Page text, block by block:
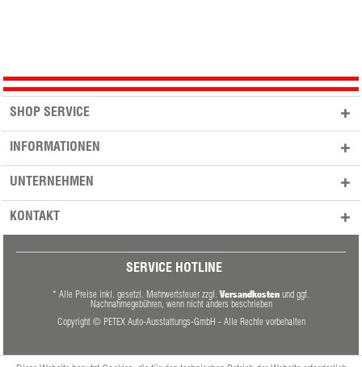
SHOP SERVICE
INFORMATIONEN
UNTERNEHMEN
KONTAKT
SERVICE HOTLINE
* Alle Preise inkl. gesetzl. Mehrwertsteuer zzgl. Versandkosten und ggf.
Nachnahmegebühren, wenn nicht anders beschrieben
Copyright © PETEX Auto-Ausstattungs-GmbH - Alle Rechte vorbehalten